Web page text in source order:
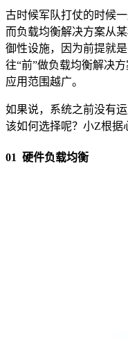
古时候军队打仗的时候
而负载均衡解决方案从
御性设施，因为前提就
往“前”做负载均衡解决
应用范围越广。
如果说，系统之前没有
该如何选择呢？小Z根据
01 硬件负载均衡